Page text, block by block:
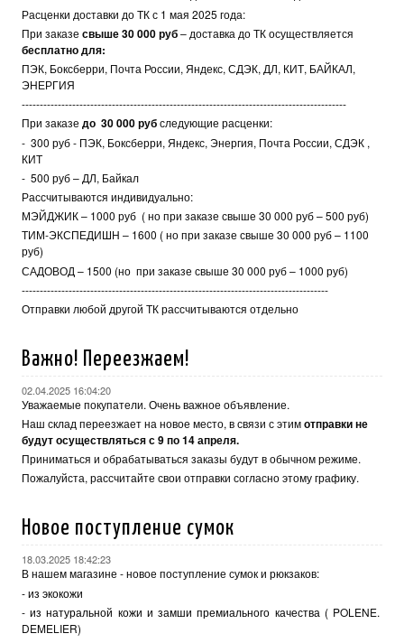
Расценки доставки до ТК с 1 мая 2025 года:
При заказе свыше 30 000 руб– доставка до ТК осуществляется
бесплатно для:
ПЭК, Боксберри, Почта России, Яндекс, СДЭК, ДЛ, КИТ, БАЙКАЛ,
ЭНЕРГИЯ
------------------------------------------------------------------------------------------
При заказе до 30 000 рубследующие расценки:
- 300 руб - ПЭК, Боксберри, Яндекс, Энергия, Почта России, СДЭК ,
КИТ
- 500 руб – ДЛ, Байкал
Рассчитываются индивидуально:
МЭЙДЖИК – 1000 руб ( но при заказе свыше 30 000 руб – 500 руб)
ТИМ-ЭКСПЕДИШН – 1600 ( но при заказе свыше 30 000 руб – 1100
руб)
САДОВОД – 1500 (но при заказе свыше 30 000 руб – 1000 руб)
-------------------------------------------------------------------------------------
Отправки любой другой ТК рассчитываются отдельно
Важно! Переезжаем!
02.04.2025 16:04:20
Уважаемые покупатели. Очень важное объявление.
Наш склад переезжает на новое место, в связи с этимотправки не
будут осуществляться с 9 по 14 апреля.
Приниматься и обрабатываться заказы будут в обычном режиме.
Пожалуйста, рассчитайте свои отправки согласно этому графику.
Новое поступление сумок
18.03.2025 18:42:23
В нашем магазине - новое поступление сумок и рюкзаков:
- из экокожи
-из натуральной кожи и замши премиального качества ( POLENE.
DEMELIER)